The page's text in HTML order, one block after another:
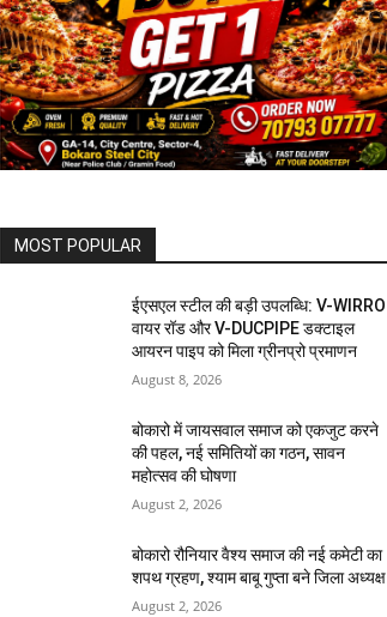
MOST POPULAR
ईएसएल स्टील की बड़ी उपलब्धि: V-WIRRO
वायर रॉड और V-DUCPIPE डक्टाइल
आयरन पाइप को मिला ग्रीनप्रो प्रमाणन
August 8, 2026
बोकारो में जायसवाल समाज को एकजुट करने
की पहल, नई समितियों का गठन, सावन
महोत्सव की घोषणा
August 2, 2026
बोकारो रौनियार वैश्य समाज की नई कमेटी का
शपथ ग्रहण, श्याम बाबू गुप्ता बने जिला अध्यक्ष
August 2, 2026